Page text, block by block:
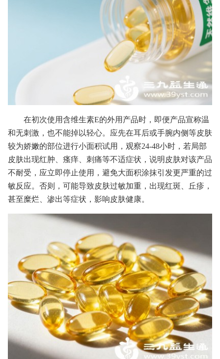
在初次使用含维生素E的外用产品时，即便产品宣称温
和无刺激，也不能掉以轻心。应先在耳后或手腕内侧等皮肤
较为娇嫩的部位进行小面积试用，观察24-48小时，若局部
皮肤出现红肿、瘙痒、刺痛等不适症状，说明皮肤对该产品
不耐受，应立即停止使用，避免大面积涂抹引发更严重的过
敏反应。否则，可能导致皮肤过敏加重，出现红斑、丘疹，
甚至糜烂、渗出等症状，影响皮肤健康。